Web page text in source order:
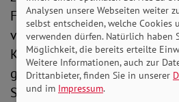
Finanzreform der
versprochen und sich
Koalitionsvertrag auf die
gesamtgesellschaftlicher
Steuermitteln zur Entlastung
Analysen unsere Webseiten weiter
selbst entscheiden, welche Cookies
verwenden dürfen. Natürlich haben
Möglichkeit, die bereits erteilte
Weitere Informationen, auch zur
Drittanbieter, finden Sie in unserer
und im Impressum.